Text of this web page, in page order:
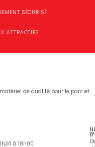
SÉCURISÉ
ATTRACTIFS
de qualité pour le parc et
à 18h00.